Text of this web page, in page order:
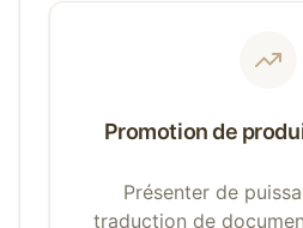
Promotion de
Présenter de
traduction de